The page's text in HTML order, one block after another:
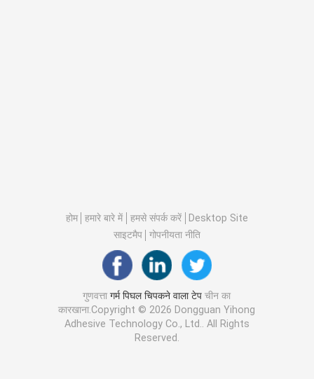
होम हमारे बारे में हमसे संपर्क करें
Desktop Site
साइटमैप
गोपनीयता नीति
गुणवत्तागर्म पिघल चिपकने वाला टेप चीन का
कारखाना.Copyright © 2026 Dongguan Yihong
Adhesive Technology Co., Ltd.. All Rights
Reserved.